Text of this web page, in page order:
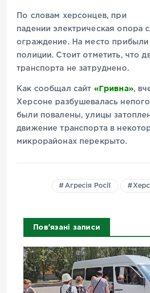
По словам херсонцев, при
паденииэлектрическая опора
ограждение. На место прибыли
полиции. Стоит отметить, что
транспорта не затруднено.
Как сообщал сайт «Гривна»,
Херсоне разбушевалась
были повалены, улицы
движение транспорта в
микрорайонах перекрыто.
Агресія Росії
Пов'язані записи